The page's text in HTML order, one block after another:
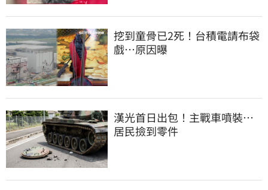
挖到童骨已2死！台積電請布袋
戲…原因曝
漢光首日出包！主戰車噴裝…
居民撿到零件